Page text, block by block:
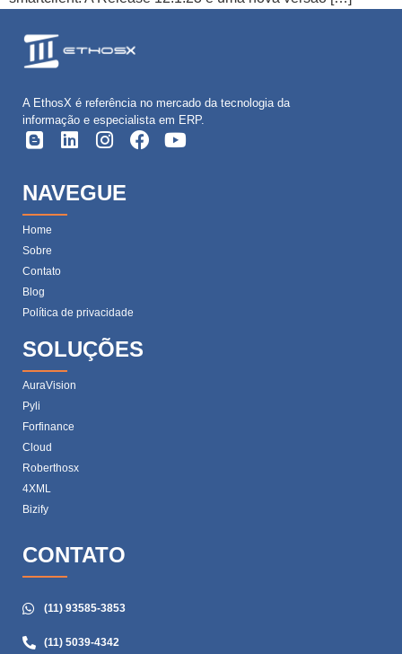
A EthosX é referência no mercado da tecnologia da
informação e especialista em ERP.
NAVEGUE
Home
Sobre
Contato
Blog
Política de privacidade
SOLUÇÕES
AuraVision
Pyli
Forfinance
Cloud
Roberthosx
4XML
Bizify
CONTATO
(11) 93585-3853
(11) 5039-4342